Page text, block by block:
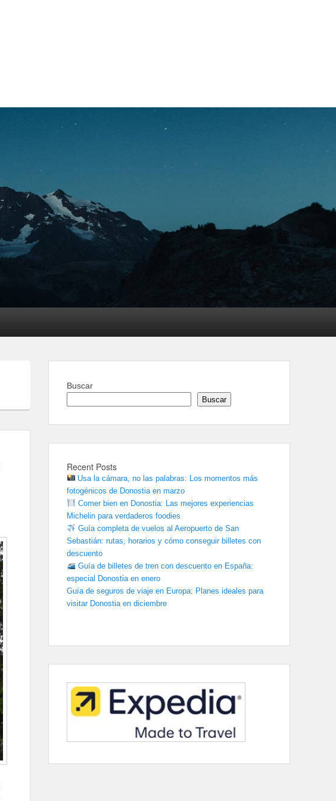
Buscar
Buscar
Recent Posts
Usa la cámara, no las palabras: Los momentos más
fotogénicos de Donostia en marzo
Comer bien en Donostia: Las mejores experiencias
Michelin para verdaderos foodies
Guía completa de vuelos al Aeropuerto de San
Sebastián: rutas, horarios y cómo conseguir billetes con
descuento
Guía de billetes de tren con descuento en España:
especial Donostia en enero
Guía de seguros de viaje en Europa: Planes ideales para
visitar Donostia en diciembre